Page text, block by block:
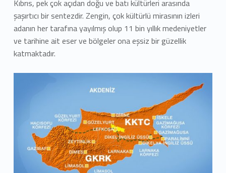
Kıbrıs, pek çok açıdan doğu ve batı kültürleri arasında
şaşırtıcı bir sentezdir. Zengin, çok kültürlü mirasının izleri
adanın her tarafına yayılmış olup 11 bin yıllık medeniyetler
ve tarihine ait eser ve bölgeler ona eşsiz bir güzellik
katmaktadır.